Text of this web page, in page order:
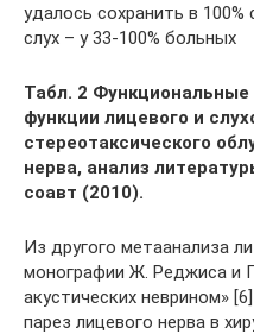
удалось сохранить в
слух – у 33-100% больных
Табл. 2
функции лицевого и
стереотаксического
нерва, анализ
соавт (2010).
Из другого метаанализа
монографии Ж. Реджиса и
акустических неврином»
парез лицевого нерва в